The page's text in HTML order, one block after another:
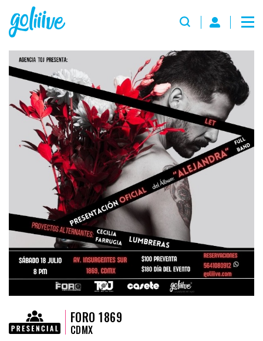
FORO 1869
CDMX